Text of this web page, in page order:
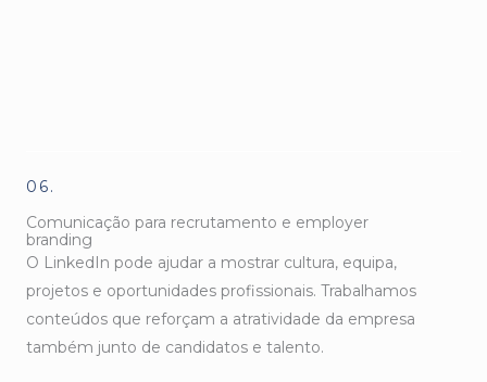
06.
Comunicação para recrutamento e employer
branding
O LinkedIn pode ajudar a mostrar cultura, equipa,
projetos e oportunidades profissionais. Trabalhamos
conteúdos que reforçam a atratividade da empresa
também junto de candidatos e talento.